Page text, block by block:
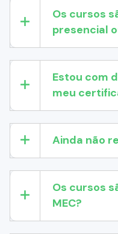
Os cursos
presencial
Estou com
meu
Ainda não
Os cursos
MEC?